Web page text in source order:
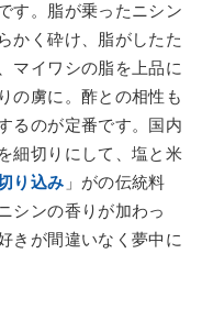
す。脂が乗ったニシン
かく砕け、脂がしたた
マイワシの脂を上品に
の虜に。酢との相性も
るのが定番です。国内
細切りにして、塩と米
り込み 」がの伝統料
シンの香りが加わっ
きが間違いなく夢中に